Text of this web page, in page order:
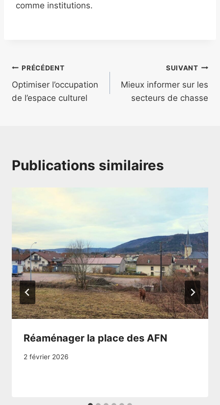
comme institutions.
PRÉCÉDENT
Optimiser l’occupation
de l’espace culturel
SUIVANT
Mieux informer sur les
secteurs de chasse
Publications similaires
Réaménager la place des AFN
2 février 2026